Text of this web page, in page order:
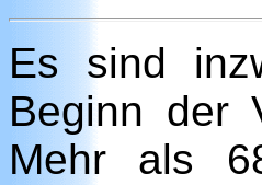
Es sind
Beginn der
Mehr als